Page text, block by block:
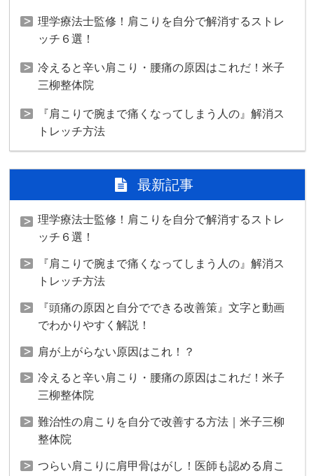
理学療法士監修！肩こりを自分で解消するストレ
ッチ６選！
冷えると辛い肩こり・腰痛の原因はこれだ！米子
三柳整体院
『肩こりで腕まで痛くなってしまう人の』解消ス
トレッチ方法
最新記事
理学療法士監修！肩こりを自分で解消するストレ
ッチ６選！
『肩こりで腕まで痛くなってしまう人の』解消ス
トレッチ方法
『頭痛の原因と自分でできる改善策』文字と動画
でわかりやすく解説！
肩が上がらない原因はこれ！？
冷えると辛い肩こり・腰痛の原因はこれだ！米子
三柳整体院
難治性の肩こりを自分で改善する方法｜米子三柳
整体院
つらい肩こりに肩甲骨はがし！医師も認める肩こ